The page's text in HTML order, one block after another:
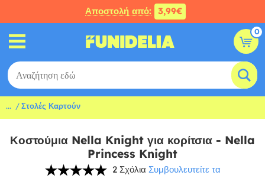
Αποστολή από: 3,99€
0
... Στολές Καρτούν
Κοστούμια Nella Knight για κορίτσια - Nella
Princess Knight
2 Σχόλια Συμβουλευτείτε τα